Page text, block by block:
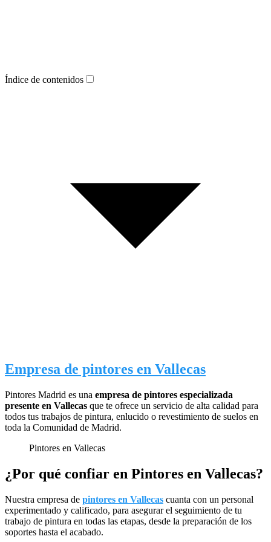
Índice de contenidos
Empresa de pintores en Vallecas
Pintores Madrid es una empresa de pintores especializada
presente en Vallecas que te ofrece un servicio de alta calidad para
todos tus trabajos de pintura, enlucido o revestimiento de suelos en
toda la Comunidad de Madrid.
Pintores en Vallecas
¿Por qué confiar en Pintores en Vallecas?
Nuestra empresa de pintores en Vallecas cuanta con un personal
experimentado y calificado, para asegurar el seguimiento de tu
trabajo de pintura en todas las etapas, desde la preparación de los
soportes hasta el acabado.